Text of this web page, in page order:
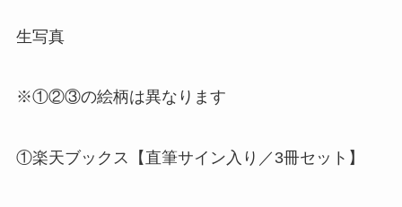
生写真
※①②③の絵柄は異なります
①楽天ブックス【直筆サイン入り／3冊セット】